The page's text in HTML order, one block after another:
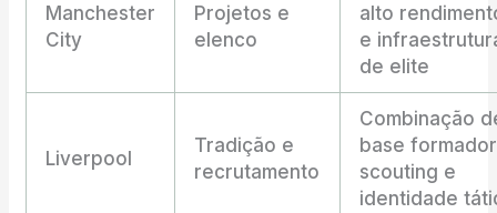
Manchester
City
Projetos e
elenco
alto
e
de elite
Liverpool
Tradição e
recrutamento
Combinação
base
scouting e
identidade